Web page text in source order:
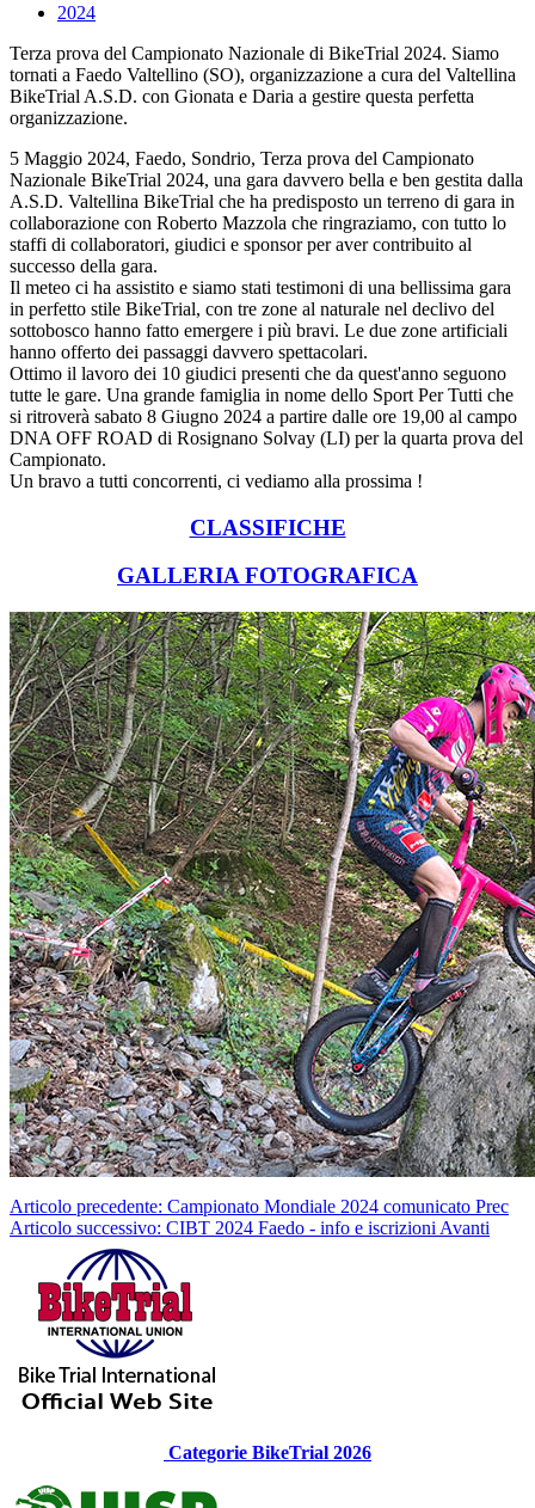
2024
Terza prova del Campionato Nazionale di BikeTrial 2024. Siamo
tornati a Faedo Valtellino (SO), organizzazione a cura del Valtellina
BikeTrial A.S.D. con Gionata e Daria a gestire questa perfetta
organizzazione.
5 Maggio 2024, Faedo, Sondrio, Terza prova del Campionato
Nazionale BikeTrial 2024, una gara davvero bella e ben gestita dalla
A.S.D. Valtellina BikeTrial che ha predisposto un terreno di gara in
collaborazione con Roberto Mazzola che ringraziamo, con tutto lo
staffi di collaboratori, giudici e sponsor per aver contribuito al
successo della gara.
Il meteo ci ha assistito e siamo stati testimoni di una bellissima gara
in perfetto stile BikeTrial, con tre zone al naturale nel declivo del
sottobosco hanno fatto emergere i più bravi. Le due zone artificiali
hanno offerto dei passaggi davvero spettacolari.
Ottimo il lavoro dei 10 giudici presenti che da quest'anno seguono
tutte le gare. Una grande famiglia in nome dello Sport Per Tutti che
si ritroverà sabato 8 Giugno 2024 a partire dalle ore 19,00 al campo
DNA OFF ROAD di Rosignano Solvay (LI) per la quarta prova del
Campionato.
Un bravo a tutti concorrenti, ci vediamo alla prossima !
CLASSIFICHE
GALLERIA FOTOGRAFICA
Articolo precedente: Campionato Mondiale 2024 comunicato Prec
Articolo successivo: CIBT 2024 Faedo - info e iscrizioni Avanti
Categorie BikeTrial 2026